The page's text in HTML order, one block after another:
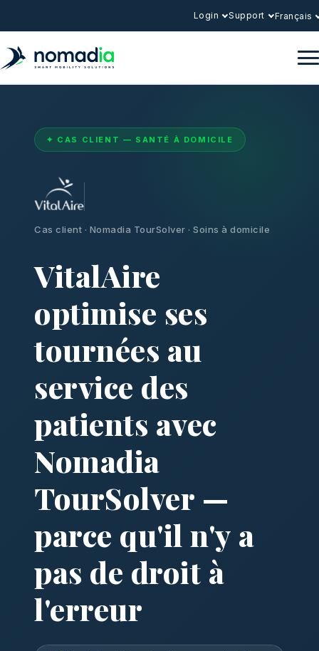
Login Support Français
✦ CAS CLIENT — SANTÉ À DOMICILE
Cas client · Nomadia TourSolver · Soins à domicile
VitalAire
optimise ses
tournées au
service des
patients avec
Nomadia
TourSolver —
parce qu'il n'y a
pas de droit à
l'erreur